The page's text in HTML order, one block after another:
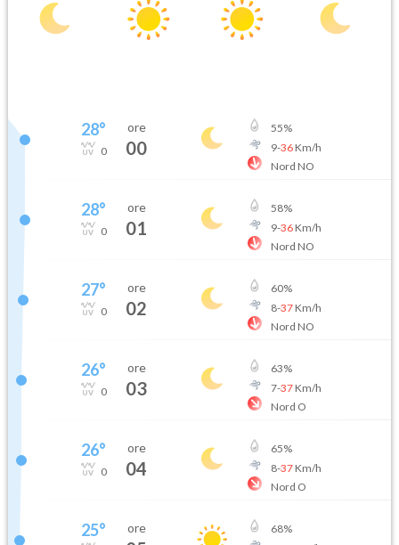
28°
0
ore
00
55%
9-36Km/h
Nord NO
28°
0
ore
01
58%
9-36Km/h
Nord NO
27°
0
ore
02
60%
8-37Km/h
Nord NO
26°
0
ore
03
63%
7-37Km/h
Nord O
26°
0
ore
04
65%
8-37Km/h
Nord O
25° ore 68%